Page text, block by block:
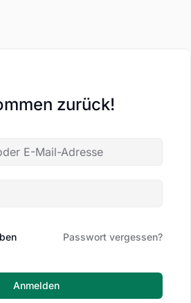
zurück!
Passwort vergessen?
Anmelden